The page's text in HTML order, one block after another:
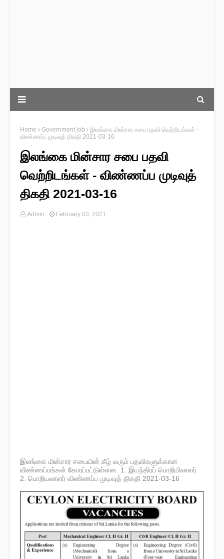
Home Government job
இலங்கை மின்சார சபை பதவி வெற்றிடங்கள் -
விண்ணப்ப முடிவுத் திகதி 2021-03-16
இலங்கை மின்சார சபை பதவி
வெற்றிடங்கள் - விண்ணப்ப முடிவுத்
திகதி 2021-03-16
Admin February 03, 2021
இலங்கை மின்சார சபையின் கீழ் வரும் பதவிகளுக்கான
விண்ணப்பங்கள் கோரப்பட்டுள்ளன. 1. இயந்திரப் பொறியிலாளர்
2. பொறியலாளர் விண்ணப்ப முடிவுத் திகதி 2021-03-16